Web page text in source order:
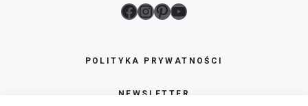
Facebook
Instagram
Pinterest
YouTube
POLITYKA PRYWATNOŚCI
NEWSLETTER